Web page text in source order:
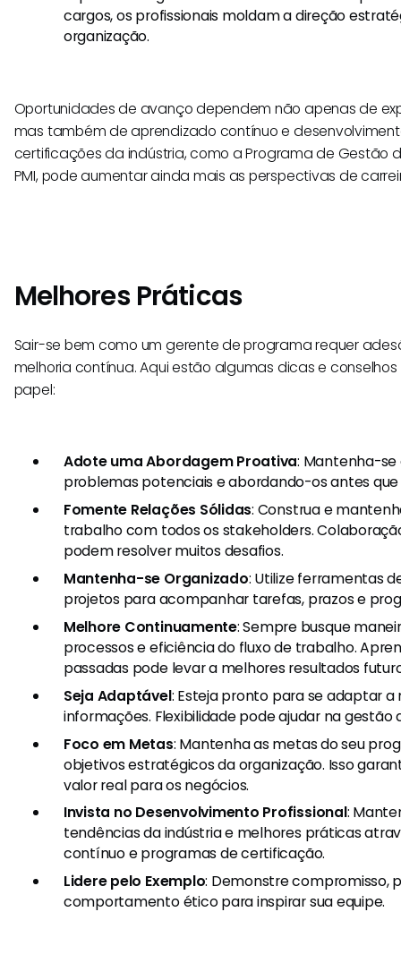
cargos, os profissionais moldam a direção
organização.
Oportunidades de avanço dependem não apenas de
mas também de aprendizado contínuo e
certificações da indústria, como a Programa de Gestão
PMI, pode aumentar ainda mais as perspectivas de
Melhores Práticas
Sair-se bem como um gerente de programa requer
melhoria contínua. Aqui estão algumas dicas e
papel:
Adote uma Abordagem Proativa: Mantenha-
problemas potenciais e abordando-os antes
Fomente Relações Sólidas: Construa e
trabalho com todos os stakeholders.
podem resolver muitos desafios.
Mantenha-se Organizado: Utilize ferramentas
projetos para acompanhar tarefas, prazos e
Melhore Continuamente: Sempre busque
processos e eficiência do fluxo de trabalho.
passadas pode levar a melhores resultados
Seja Adaptável: Esteja pronto para se adaptar a
informações. Flexibilidade pode ajudar na gestão
Foco em Metas: Mantenha as metas do seu
objetivos estratégicos da organização. Isso
valor real para os negócios.
Invista no Desenvolvimento Profissional:
tendências da indústria e melhores práticas
contínuo e programas de certificação.
Lidere pelo Exemplo: Demonstre compromisso,
comportamento ético para inspirar sua equipe.